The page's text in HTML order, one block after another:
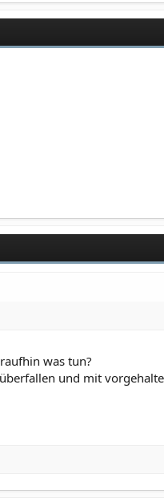
was tun?
und mit